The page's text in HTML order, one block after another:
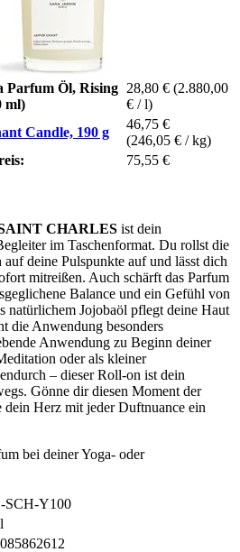
Parfum Öl, Rising
ml)
28,80 € (2.880,00
€ / l)
Candle, 190 g
46,75 €
(246,05 € / kg)
75,55 €
CHARLES ist dein
im Taschenformat. Du rollst die
deine Pulspunkte auf und lässt dich
mitreißen. Auch schärft das Parfum
Balance und ein Gefühl von
natürlichem Jojobaöl pflegt deine Haut
die Anwendung besonders
Anwendung zu Beginn deiner
oder als kleiner
– dieser Roll-on ist dein
Gönne dir diesen Moment der
Herz mit jeder Duftnuance ein
bei deiner Yoga- oder
SCH-Y100